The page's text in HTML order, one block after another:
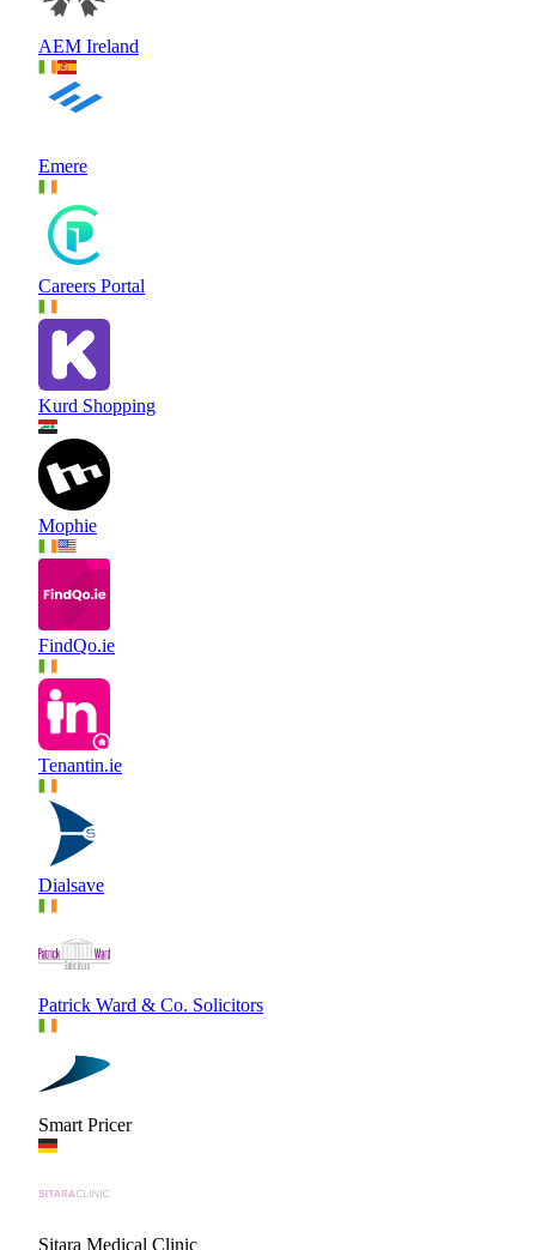
AEM Ireland
Emere
Careers Portal
Kurd Shopping
Mophie
FindQo.ie
Tenantin.ie
Dialsave
Patrick Ward & Co. Solicitors
Smart Pricer
Sitara Medical Clinic